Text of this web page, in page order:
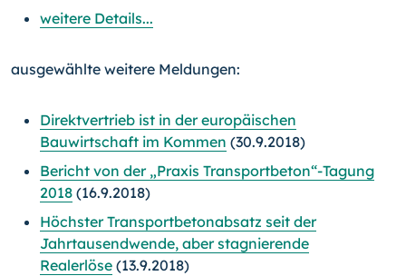
weitere Details...
ausgewählte weitere Meldungen:
Direktvertrieb ist in der europäischen
Bauwirtschaft im Kommen (30.9.2018)
Bericht von der „Praxis Transportbeton“-Tagung
2018 (16.9.2018)
Höchster Transportbetonabsatz seit der
Jahrtausendwende, aber stagnierende
Realerlöse (13.9.2018)